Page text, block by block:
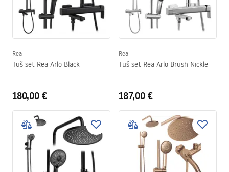
Rea
Tuš set Rea Arlo Black
180,00 €
Rea
Tuš set Rea Arlo Brush Nickle
187,00 €